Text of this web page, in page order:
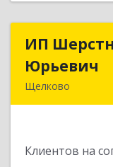
ИП
Юрьевич
Щелково
Клиентов на